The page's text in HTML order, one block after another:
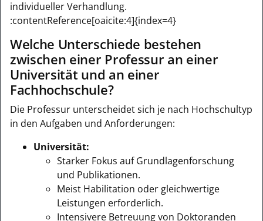
individueller Verhandlung.
:contentReference[oaicite:4]{index=4}
Welche Unterschiede bestehen
zwischen einer Professur an einer
Universität und an einer
Fachhochschule?
Die Professur unterscheidet sich je nach Hochschultyp
in den Aufgaben und Anforderungen:
Universität:
Starker Fokus auf Grundlagenforschung
und Publikationen.
Meist Habilitation oder gleichwertige
Leistungen erforderlich.
Intensivere Betreuung von Doktoranden